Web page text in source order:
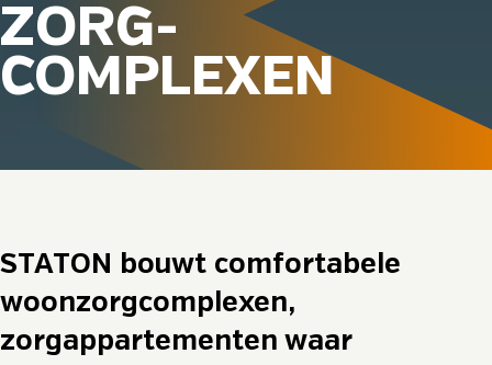
ZORG-
COMPLEXEN
STATON bouwt comfortabele
woonzorgcomplexen,
zorgappartementen waar